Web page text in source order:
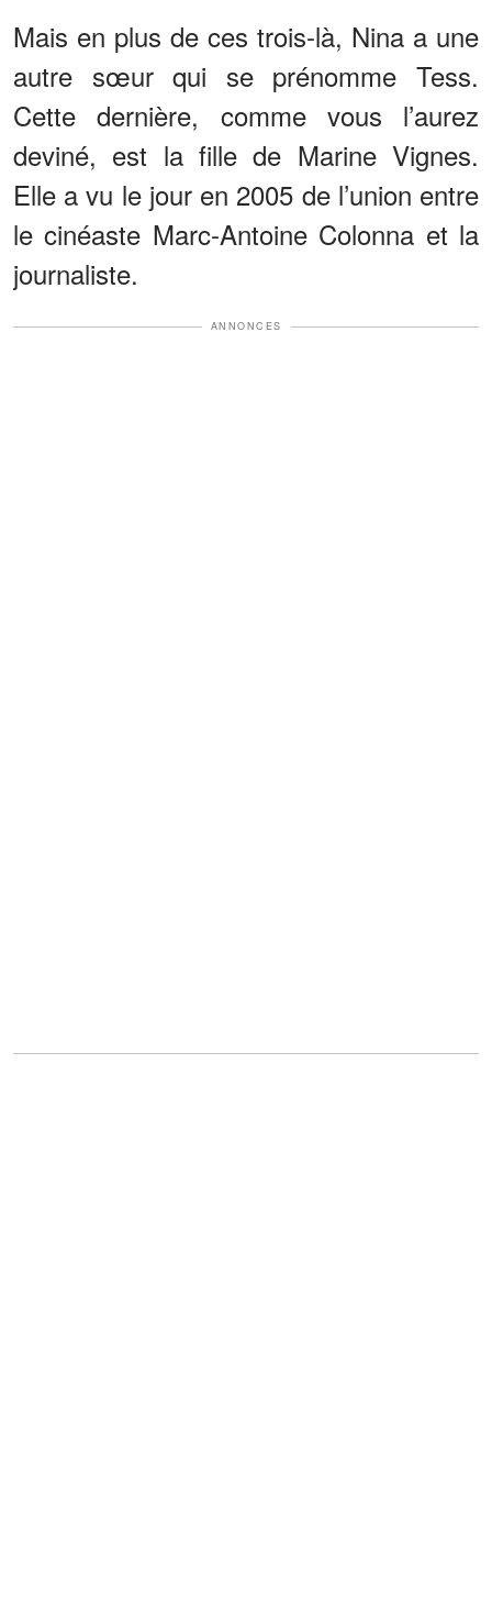
Mais en plus de ces trois-là, Nina a une
autre sœur qui se prénomme Tess.
Cette dernière, comme vous l’aurez
deviné, est la fille de Marine Vignes.
Elle a vu le jour en 2005 de l’union entre
le cinéaste Marc-Antoine Colonna et la
journaliste.
ANNONCES